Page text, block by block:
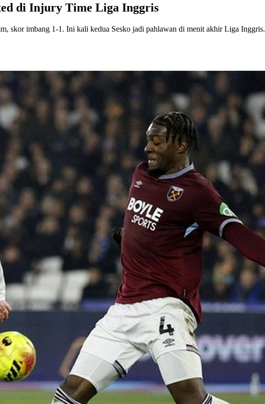
di Injury Time Liga Inggris
skor imbang 1-1. Ini kali kedua Sesko jadi pahlawan di menit akhir Liga Inggris.